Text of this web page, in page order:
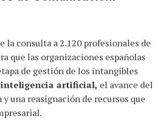
la consulta a 2.120 profesionales de
que las organizaciones españolas
de gestión de los intangibles
inteligencia artificial, el avance del
una reasignación de recursos que